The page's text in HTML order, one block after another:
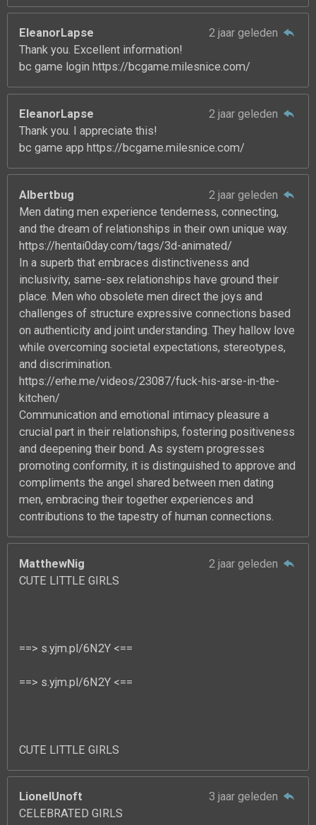
EleanorLapse
2 jaar geleden
Thank you. Excellent information!
bc game login https://bcgame.milesnice.com/
EleanorLapse
2 jaar geleden
Thank you. I appreciate this!
bc game app https://bcgame.milesnice.com/
Albertbug
2 jaar geleden
Men dating men experience tenderness, connecting,
and the dream of relationships in their own unique way.
https://hentai0day.com/tags/3d-animated/
In a superb that embraces distinctiveness and
inclusivity, same-sex relationships have ground their
place. Men who obsolete men direct the joys and
challenges of structure expressive connections based
on authenticity and joint understanding. They hallow love
while overcoming societal expectations, stereotypes,
and discrimination.
https://erhe.me/videos/23087/fuck-his-arse-in-the-
kitchen/
Communication and emotional intimacy pleasure a
crucial part in their relationships, fostering positiveness
and deepening their bond. As system progresses
promoting conformity, it is distinguished to approve and
compliments the angel shared between men dating
men, embracing their together experiences and
contributions to the tapestry of human connections.
MatthewNig
2 jaar geleden
CUTE LITTLE GIRLS
==> s.yjm.pl/6N2Y <==
==> s.yjm.pl/6N2Y <==
CUTE LITTLE GIRLS
LionelUnoft
3 jaar geleden
CELEBRATED GIRLS